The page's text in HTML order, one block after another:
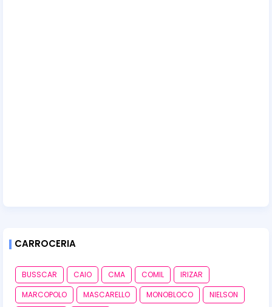
CARROCERIA
BUSSCAR CAIO CMA COMIL
IRIZAR
MARCOPOLO
MASCARELLO MONOBLOCO
NIELSON